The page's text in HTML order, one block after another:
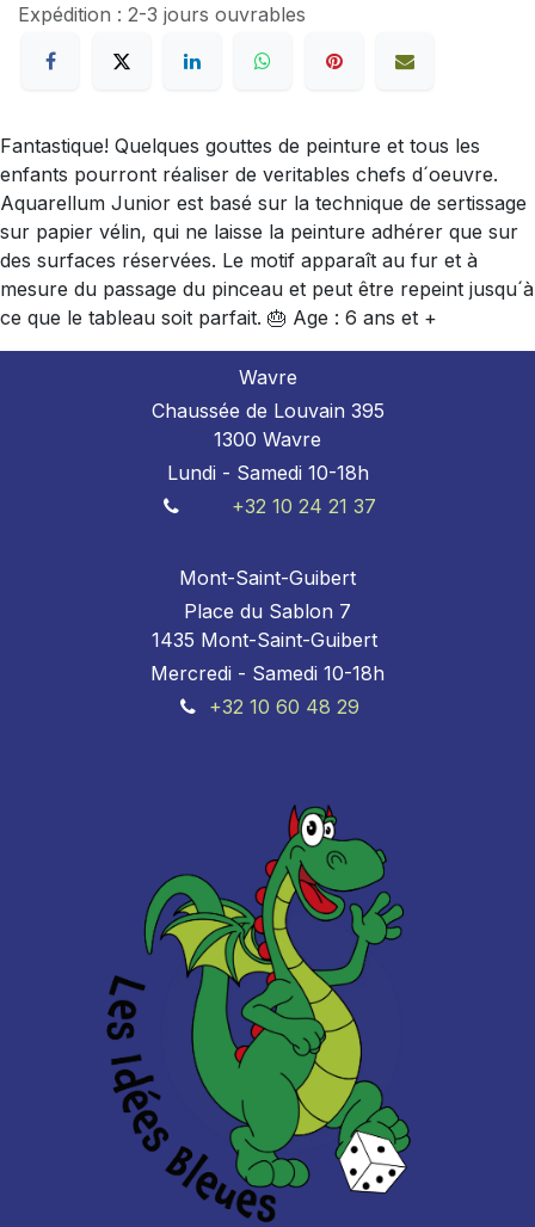
Expédition : 2-3 jours ouvrables
Fantastique! Quelques gouttes de peinture et tous les
enfants pourront réaliser de veritables chefs d´oeuvre.
Aquarellum Junior est basé sur la technique de sertissage
sur papier vélin, qui ne laisse la peinture adhérer que sur
des surfaces réservées. Le motif apparaît au fur et à
mesure du passage du pinceau et peut être repeint jusqu´à
ce que le tableau soit parfait. 🎂 Age : 6 ans et +
Wavre
Chaussée de Louvain 395
1300 Wavre
Lundi - Samedi 10-18h
+32 10 24 21 37
Mont-Saint-Guibert
Place du Sablon 7
1435 Mont-Saint-Guibert
Mercredi - Samedi 10-18h
+32 10 60 48 29